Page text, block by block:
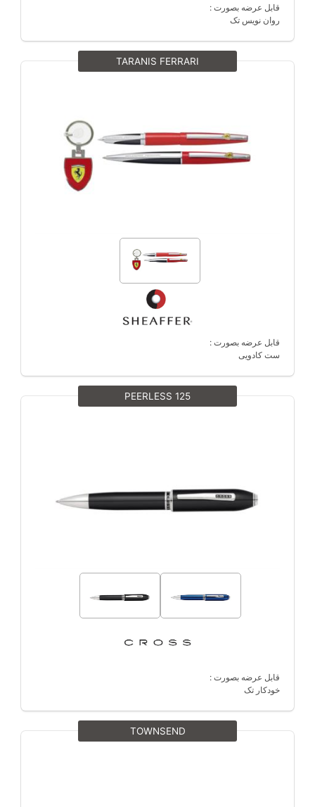
قابل عرضه بصورت :
روان نویس تک
TARANIS FERRARI
قابل عرضه بصورت :
ست کادویی
PEERLESS 125
قابل عرضه بصورت :
خودکار تک
TOWNSEND